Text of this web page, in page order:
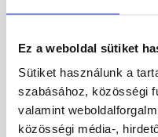
Ez a weboldal sütiket
Sütiket használunk a
szabásához, közösségi
valamint
közösségi média-,
4 475 Ft / l
Megnézem